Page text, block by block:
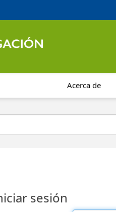
Acerca de
sesión